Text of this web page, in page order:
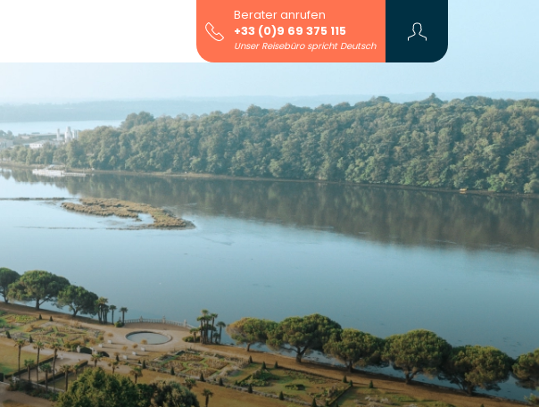
Berater anrufen
+33 (0)9 69 375 115
Unser Reisebüro spricht Deutsch